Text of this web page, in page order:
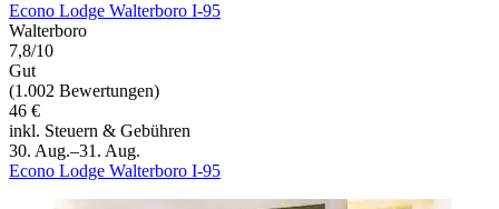
Econo Lodge Walterboro I-95
Walterboro
7,8/10
Gut
(1.002 Bewertungen)
46 €
inkl. Steuern & Gebühren
30. Aug.–31. Aug.
Econo Lodge Walterboro I-95